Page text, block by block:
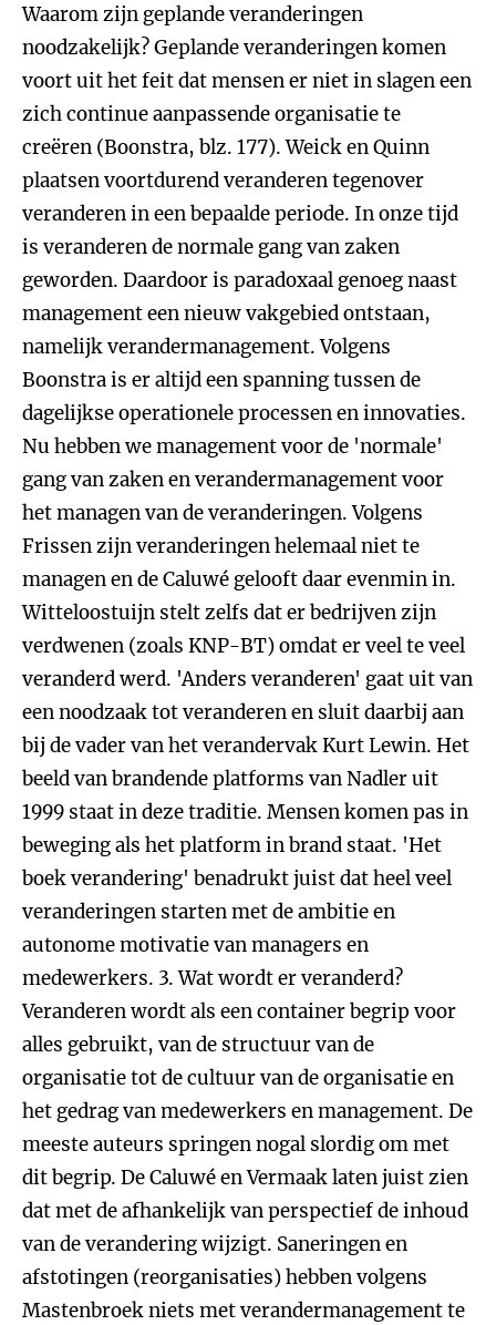
Waarom zijn geplande veranderingen
noodzakelijk?Geplande veranderingen komen
voort uit het feit dat mensen er niet in slagen een
zich continue aanpassende organisatie te
creëren (Boonstra, blz. 177). Weick en Quinn
plaatsen voortdurend veranderen tegenover
veranderen in een bepaalde periode. In onze tijd
is veranderen de normale gang van zaken
geworden. Daardoor is paradoxaal genoeg naast
management een nieuw vakgebied ontstaan,
namelijk verandermanagement. Volgens
Boonstra is er altijd een spanning tussen de
dagelijkse operationele processen en innovaties.
Nu hebben we management voor de 'normale'
gang van zaken en verandermanagement voor
het managen van de veranderingen. Volgens
Frissen zijn veranderingen helemaal niet te
managen en de Caluwé gelooft daar evenmin in.
Witteloostuijn stelt zelfs dat er bedrijven zijn
verdwenen (zoals KNP-BT) omdat er veel te veel
veranderd werd. 'Anders veranderen' gaat uit van
een noodzaak tot veranderen en sluit daarbij aan
bij de vader van het verandervak Kurt Lewin. Het
beeld van brandende platforms van Nadler uit
1999 staat in deze traditie. Mensen komen pas in
beweging als het platform in brand staat. 'Het
boek verandering' benadrukt juist dat heel veel
veranderingen starten met de ambitie en
autonome motivatie van managers en
medewerkers. 3. Wat wordt er veranderd?
Veranderen wordt als een container begrip voor
alles gebruikt, van de structuur van de
organisatie tot de cultuur van de organisatie en
het gedrag van medewerkers en management. De
meeste auteurs springen nogal slordig om met
dit begrip. De Caluwé en Vermaak laten juist zien
dat met de afhankelijk van perspectief de inhoud
van de verandering wijzigt. Saneringen en
afstotingen (reorganisaties) hebben volgens
Mastenbroek niets met verandermanagement te